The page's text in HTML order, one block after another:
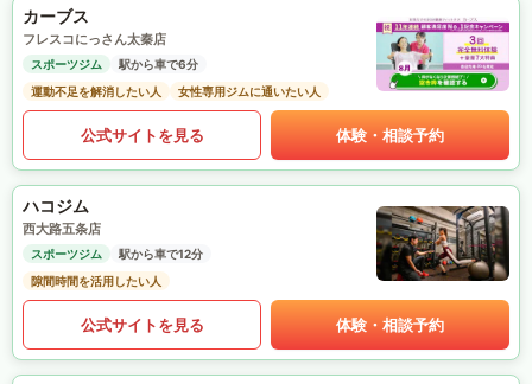
カーブス
フレスコにっさん太秦店
スポーツジム
駅から車で6分
運動不足を解消したい人
女性専用ジムに通いたい人
公式サイトを見る 体験・相談予約
ハコジム
西大路五条店
スポーツジム
駅から車で12分
隙間時間を活用したい人
公式サイトを見る 体験・相談予約